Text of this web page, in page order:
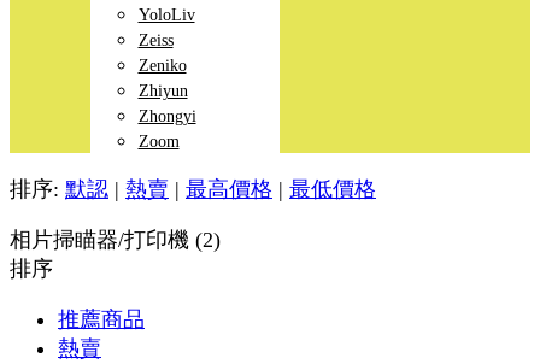
YoloLiv
Zeiss
Zeniko
Zhiyun
Zhongyi
Zoom
排序: 默認 | 熱賣 | 最高價格 | 最低價格
相片掃瞄器/打印機 (2)
排序
推薦商品
熱賣